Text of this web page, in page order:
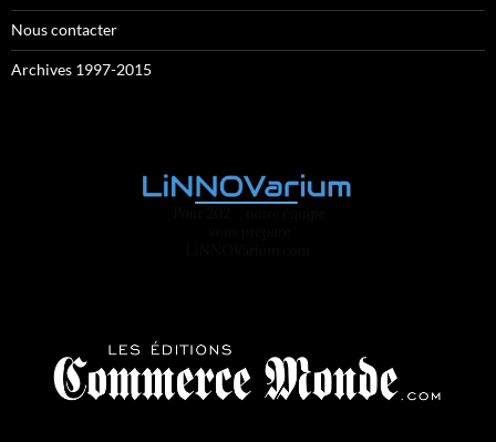
Nous contacter
Archives 1997-2015